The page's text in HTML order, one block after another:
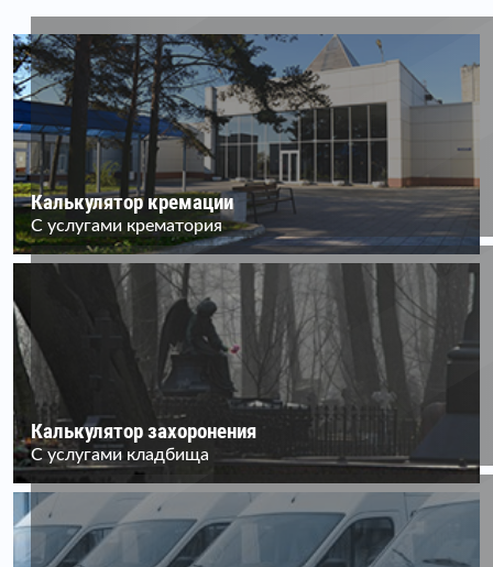
Калькулятор кремации
С услугами крематория
Калькулятор захоронения
С услугами кладбища